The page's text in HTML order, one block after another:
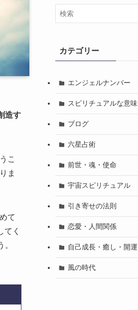
造す
こ
ま
て
てく
カテゴリー
エンジェルナンバー
スピリチュアルな意味
ブログ
六星占術
前世・魂・使命
宇宙スピリチュアル
引き寄せの法則
恋愛・人間関係
自己成長・癒し・開運
風の時代